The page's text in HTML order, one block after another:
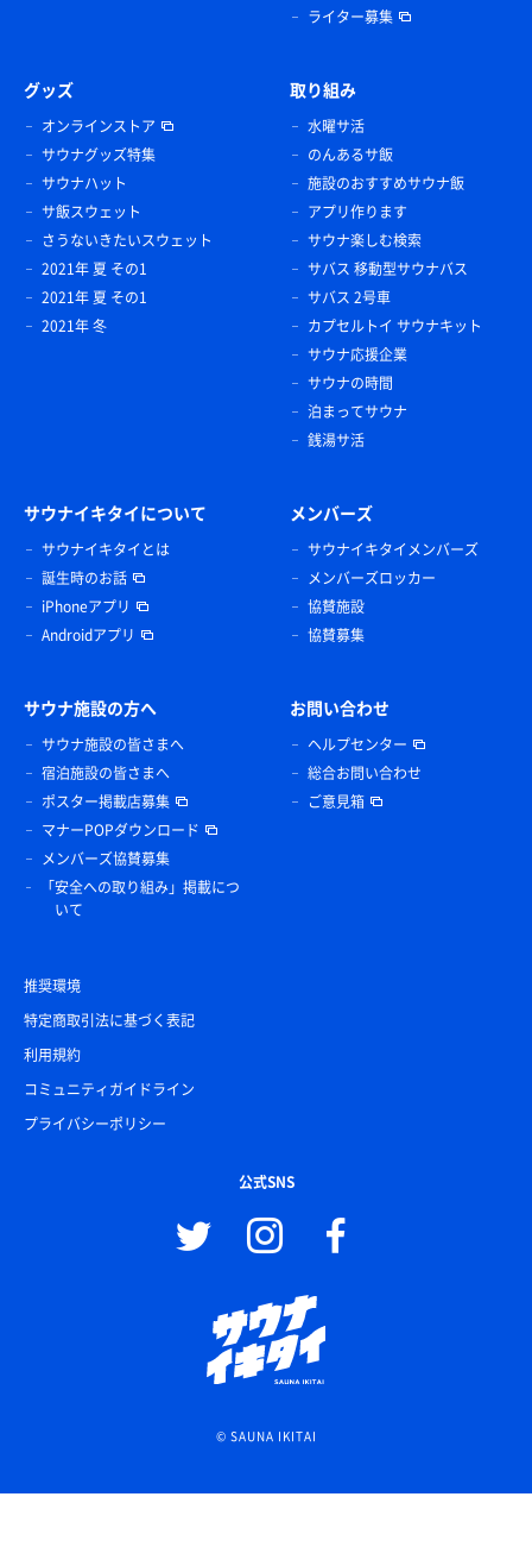
ライター募集
グッズ
オンラインストア
サウナグッズ特集
サウナハット
サ飯スウェット
さうないきたいスウェット
2021年 夏 その1
2021年 夏 その1
2021年 冬
取り組み
水曜サ活
のんあるサ飯
施設のおすすめサウナ飯
アプリ作ります
サウナ楽しむ検索
サバス 移動型サウナバス
サバス 2号車
カプセルトイ サウナキット
サウナ応援企業
サウナの時間
泊まってサウナ
銭湯サ活
サウナイキタイについて
サウナイキタイとは
誕生時のお話
iPhoneアプリ
Androidアプリ
メンバーズ
サウナイキタイメンバーズ
メンバーズロッカー
協賛施設
協賛募集
サウナ施設の方へ
サウナ施設の皆さまへ
宿泊施設の皆さまへ
ポスター掲載店募集
マナーPOPダウンロード
メンバーズ協賛募集
「安全への取り組み」掲載につ
いて
お問い合わせ
ヘルプセンター
総合お問い合わせ
ご意見箱
推奨環境
特定商取引法に基づく表記
利用規約
コミュニティガイドライン
プライバシーポリシー
公式SNS
© SAUNA IKITAI